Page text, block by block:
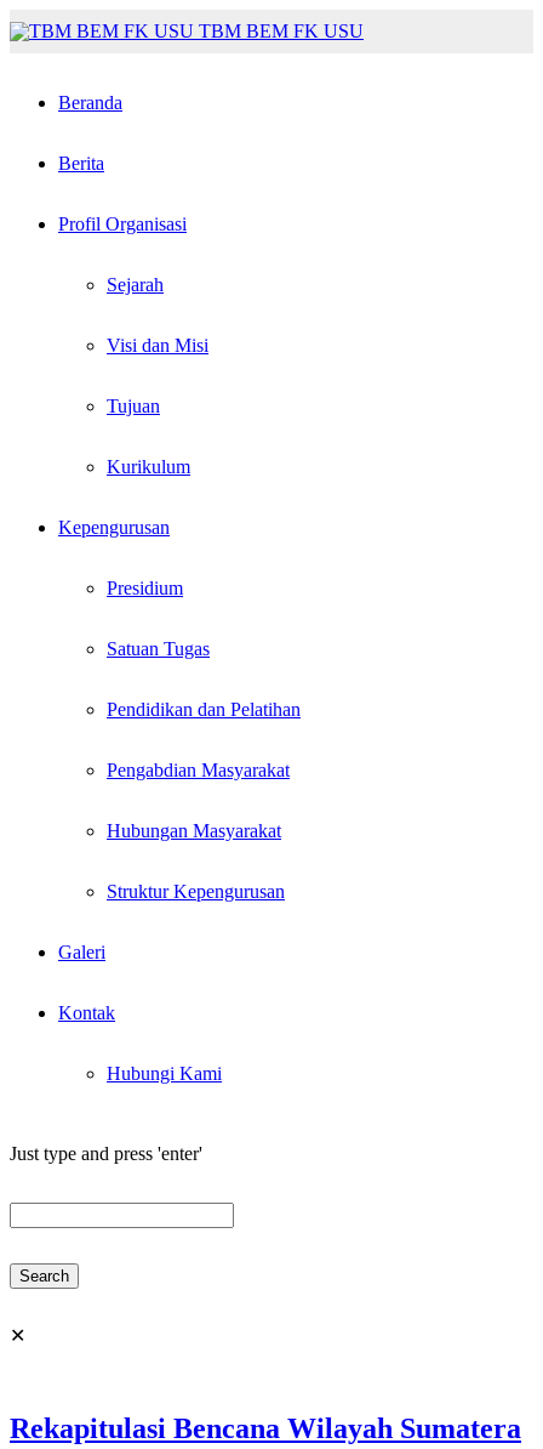
TBM BEM FK USU
Beranda
Berita
Profil Organisasi
Sejarah
Visi dan Misi
Tujuan
Kurikulum
Kepengurusan
Presidium
Satuan Tugas
Pendidikan dan Pelatihan
Pengabdian Masyarakat
Hubungan Masyarakat
Struktur Kepengurusan
Galeri
Kontak
Hubungi Kami
Just type and press 'enter'
✕
Rekapitulasi Bencana Wilayah Sumatera